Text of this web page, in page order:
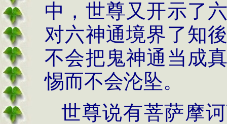
中，世尊又开示了
对六神通境界了知
不会把鬼神通当成
惕而不会沦坠。
世尊说有菩萨摩